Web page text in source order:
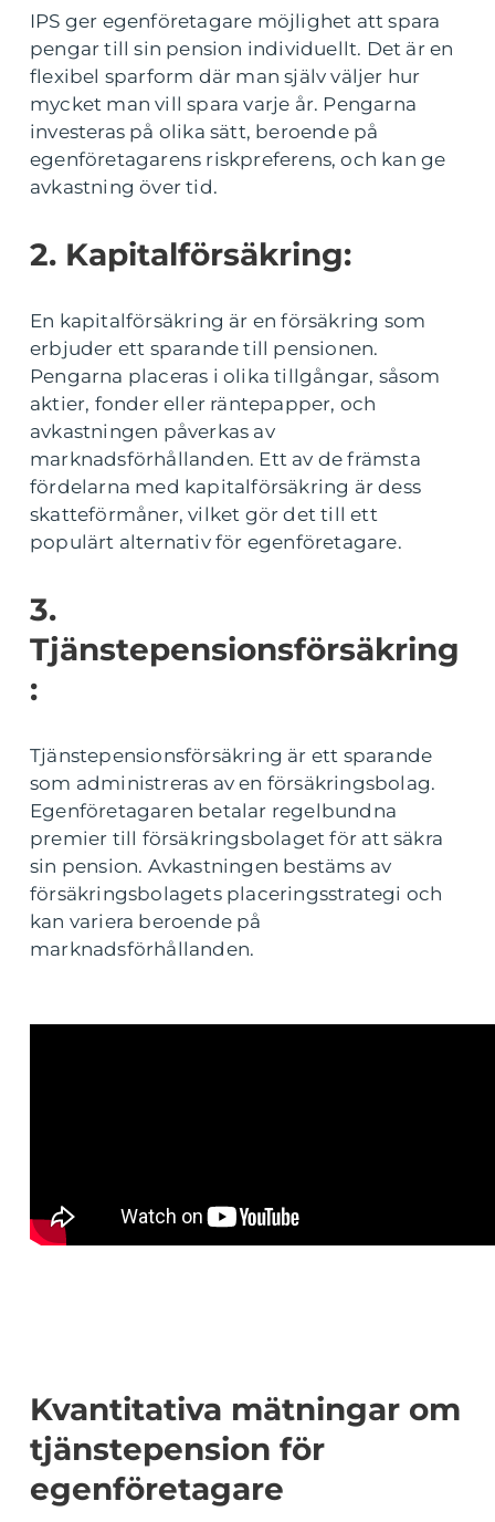
IPS ger egenföretagare möjlighet att spara
pengar till sin pension individuellt. Det är en
flexibel sparform där man själv väljer hur
mycket man vill spara varje år. Pengarna
investeras på olika sätt, beroende på
egenföretagarens riskpreferens, och kan ge
avkastning över tid.
2. Kapitalförsäkring:
En kapitalförsäkring är en försäkring som
erbjuder ett sparande till pensionen.
Pengarna placeras i olika tillgångar, såsom
aktier, fonder eller räntepapper, och
avkastningen påverkas av
marknadsförhållanden. Ett av de främsta
fördelarna med kapitalförsäkring är dess
skatteförmåner, vilket gör det till ett
populärt alternativ för egenföretagare.
3.
Tjänstepensionsförsäkring
:
Tjänstepensionsförsäkring är ett sparande
som administreras av en försäkringsbolag.
Egenföretagaren betalar regelbundna
premier till försäkringsbolaget för att säkra
sin pension. Avkastningen bestäms av
försäkringsbolagets placeringsstrategi och
kan variera beroende på
marknadsförhållanden.
Kvantitativa mätningar om
tjänstepension för
egenföretagare